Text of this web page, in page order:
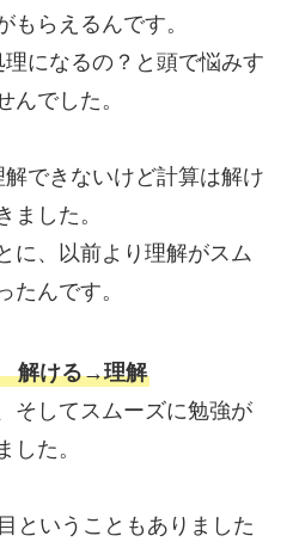
もらえるんです。
になるの？と頭で悩みす
んでした。
できないけど計算は解け
ました。
に、以前より理解がスム
たんです。
解ける→理解
そしてスムーズに勉強が
した。
ということもありました